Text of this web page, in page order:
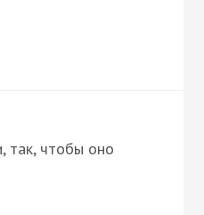
так, чтобы оно